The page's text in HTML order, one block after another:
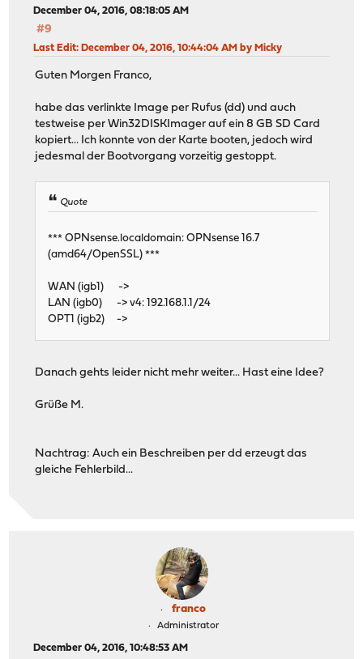
December 04, 2016, 08:18:05 AM
#9
Last Edit: December 04, 2016, 10:44:04 AM by Micky
Guten Morgen Franco,
habe das verlinkte Image per Rufus (dd) und auch
testweise per Win32DISKImager auf ein 8 GB SD Card
kopiert... Ich konnte von der Karte booten, jedoch wird
jedesmal der Bootvorgang vorzeitig gestoppt.
Quote
*** OPNsense.localdomain: OPNsense 16.7
(amd64/OpenSSL) ***
WAN (igb1) ->
LAN (igb0) -> v4: 192.168.1.1/24
OPT1 (igb2) ->
Danach gehts leider nicht mehr weiter... Hast eine Idee?
Grüße M.
Nachtrag: Auch ein Beschreiben per dd erzeugt das
gleiche Fehlerbild...
franco
Administrator
December 04, 2016, 10:48:53 AM